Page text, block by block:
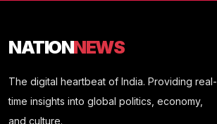
NATIONNEWS
The digital heartbeat of India. Providing real-
time insights into global politics, economy,
and culture.